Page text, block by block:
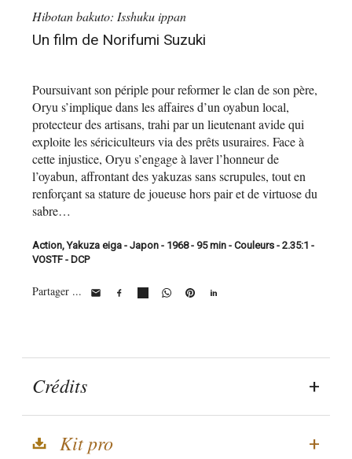
Hibotan bakuto: Isshuku ippan
Un film de Norifumi Suzuki
Poursuivant son périple pour reformer le clan de son père,
Oryu s’implique dans les affaires d’un oyabun local,
protecteur des artisans, trahi par un lieutenant avide qui
exploite les sériciculteurs via des prêts usuraires. Face à
cette injustice, Oryu s’engage à laver l’honneur de
l’oyabun, affrontant des yakuzas sans scrupules, tout en
renforçant sa stature de joueuse hors pair et de virtuose du
sabre…
Action, Yakuza eiga - Japon - 1968 - 95 min - Couleurs - 2.35:1 -
VOSTF - DCP
Partager ...
Crédits
Kit pro